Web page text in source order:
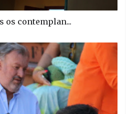
os contemplan...